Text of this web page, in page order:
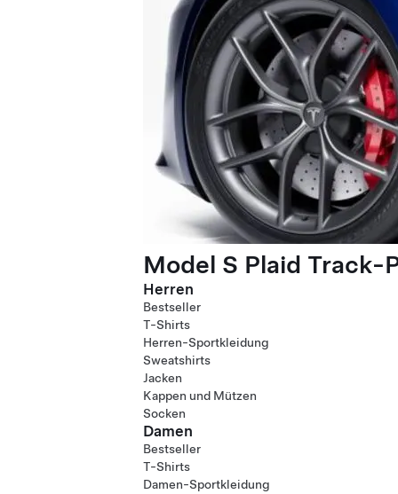
Model S Plaid Track-
Herren
Bestseller
T-Shirts
Herren-Sportkleidung
Sweatshirts
Jacken
Kappen und Mützen
Socken
Damen
Bestseller
T-Shirts
Damen-Sportkleidung